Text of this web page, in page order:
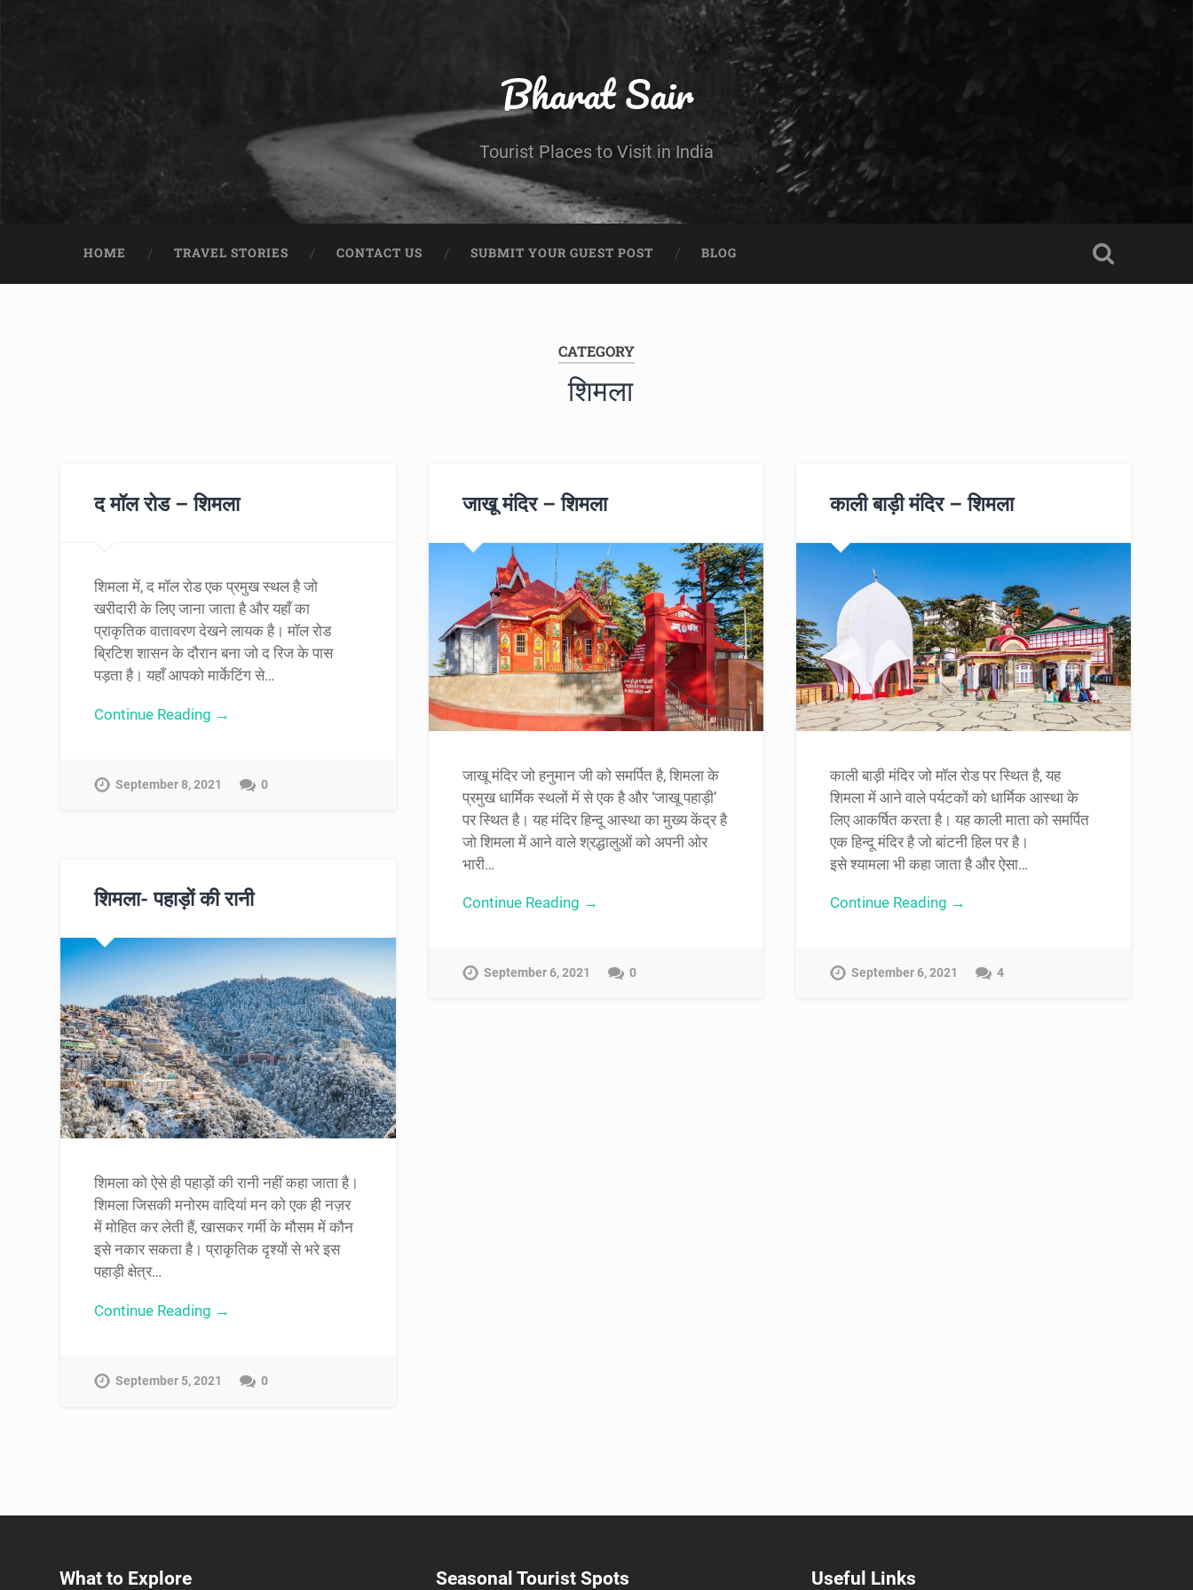
Bharat Sair
Tourist Places to Visit in India
HOME TRAVEL STORIES CONTACT US SUBMIT YOUR GUEST POST BLOG
CATEGORY
शिमला
द मॉल रोड – शिमला
शिमला में, द मॉल रोड एक प्रमुख स्थल है जो
खरीदारी के लिए जाना जाता है और यहाँ का
प्राकृतिक वातावरण देखने लायक है। मॉल रोड
ब्रिटिश शासन के दौरान बना जो द रिज के पास
पड़ता है। यहाँ आपको मार्केटिंग से…
Continue Reading →
September 8, 2021 0
जाखू मंदिर – शिमला
जाखू मंदिर जो हनुमान जी को समर्पित है, शिमला के
प्रमुख धार्मिक स्थलों में से एक है और ‘जाखू पहाड़ी’
पर स्थित है। यह मंदिर हिन्दू आस्था का मुख्य केंद्र है
जो शिमला में आने वाले श्रद्धालुओं को अपनी ओर
भारी…
Continue Reading →
September 6, 2021 0
काली बाड़ी मंदिर – शिमला
काली बाड़ी मंदिर जो मॉल रोड पर स्थित है, यह
शिमला में आने वाले पर्यटकों को धार्मिक आस्था के
लिए आकर्षित करता है। यह काली माता को समर्पित
एक हिन्दू मंदिर है जो बांटनी हिल पर है।
इसे श्यामला भी कहा जाता है और ऐसा…
Continue Reading →
September 6, 2021 4
शिमला- पहाड़ों की रानी
शिमला को ऐसे ही पहाड़ों की रानी नहीं कहा जाता है।
शिमला जिसकी मनोरम वादियां मन को एक ही नज़र
में मोहित कर लेती हैं, खासकर गर्मी के मौसम में कौन
इसे नकार सकता है। प्राकृतिक दृश्यों से भरे इस
पहाड़ी क्षेत्र…
Continue Reading →
September 5, 2021 0
What to Explore Seasonal Tourist Spots Useful Links